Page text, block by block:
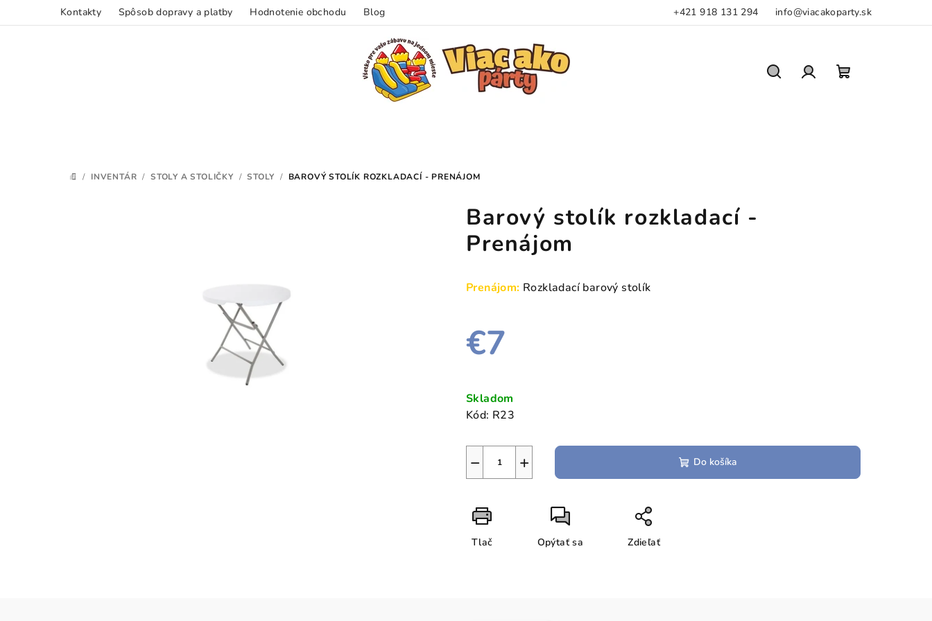
Kontakty Spôsob dopravy a platby Hodnotenie obchodu Blog +421 918 131 294 info@viacakoparty.sk
DOMOV
/ INVENTÁR / STOLY A STOLIČKY / STOLY / BAROVÝ STOLÍK ROZKLADACÍ - PRENÁJOM
Barový stolík rozkladací -
Prenájom
Prenájom: Rozkladací barový stolík
€7
cena:
Skladom
Kód: R23
+
− Do košíka
Tlač Opýtať sa Zdieľať